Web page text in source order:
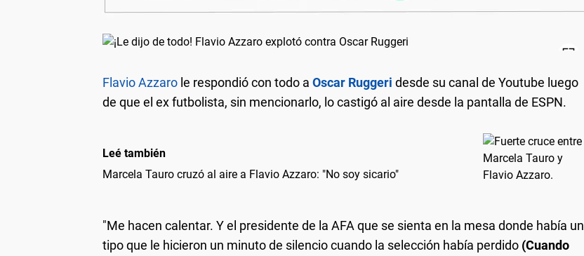
Flavio Azzaro le respondió con todo a Oscar Ruggeri desde su canal de Youtube luego
de que el ex futbolista, sin mencionarlo, lo castigó al aire desde la pantalla de ESPN.
Leé también
Marcela Tauro cruzó al aire a Flavio Azzaro: "No soy sicario"
"Me hacen calentar. Y el presidente de la AFA que se sienta en la mesa donde había un
tipo que le hicieron un minuto de silencio cuando la selección había perdido (Cuando